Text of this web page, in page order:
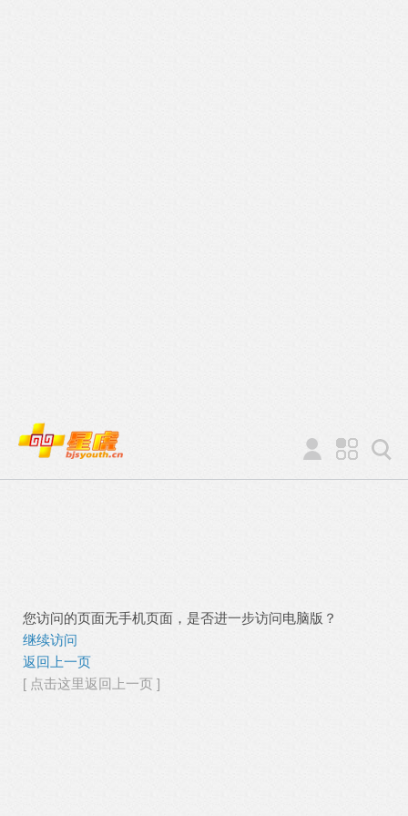
您访问的页面无手机页面，是否进一步访问电脑版？
继续访问
返回上一页
[ 点击这里返回上一页 ]